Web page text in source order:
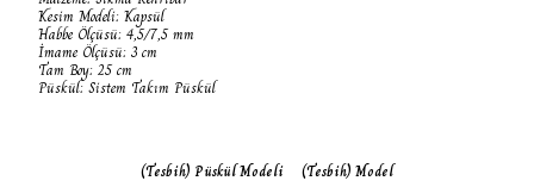
Kesim Modeli: Kapsül
Habbe Ölçüsü: 4,5/7,5 mm
İmame Ölçüsü: 3 cm
Tam Boy: 25 cm
Püskül: Sistem Takım Püskül
(Tesbih) Püskül Modeli (Tesbih) Model